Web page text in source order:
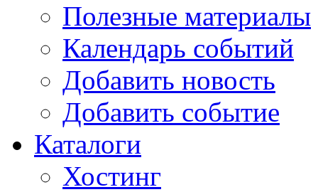
Полезные материалы
Календарь событий
Добавить новость
Добавить событие
Каталоги
Хостинг